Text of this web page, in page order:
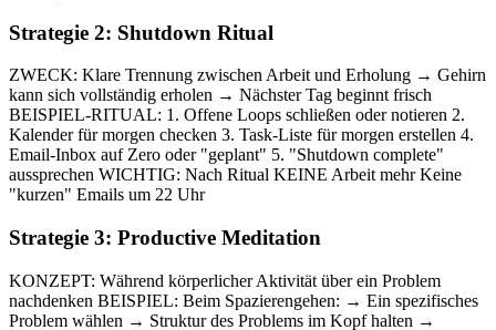
Strategie 2: Shutdown Ritual
ZWECK: Klare Trennung zwischen Arbeit und Erholung → Gehirn
kann sich vollständig erholen → Nächster Tag beginnt frisch
BEISPIEL-RITUAL: 1. Offene Loops schließen oder notieren 2.
Kalender für morgen checken 3. Task-Liste für morgen erstellen 4.
Email-Inbox auf Zero oder "geplant" 5. "Shutdown complete"
aussprechen WICHTIG: Nach Ritual KEINE Arbeit mehr Keine
"kurzen" Emails um 22 Uhr
Strategie 3: Productive Meditation
KONZEPT: Während körperlicher Aktivität über ein Problem
nachdenken BEISPIEL: Beim Spazierengehen: → Ein spezifisches
Problem wählen → Struktur des Problems im Kopf halten →